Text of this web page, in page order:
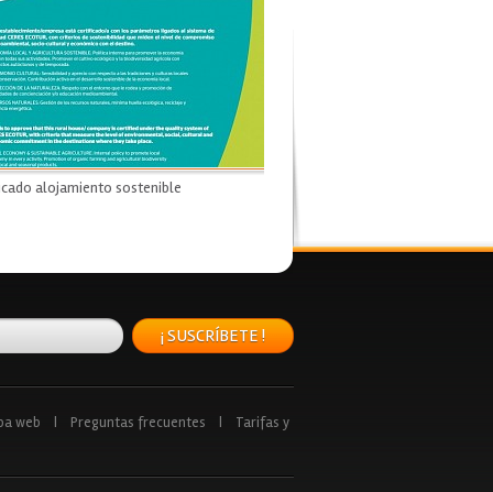
alojamiento sostenible
¡ SUSCRÍBETE !
web Preguntas frecuentes Tarifas y